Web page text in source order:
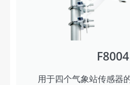
F8004
用于四个气象站传感器